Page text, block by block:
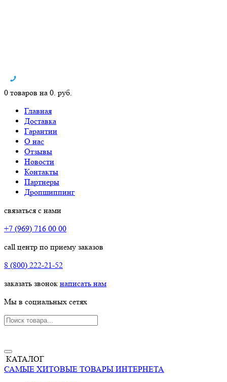
0 товаров на 0. руб.
Главная
Доставка
Гарантии
О нас
Отзывы
Новости
Контакты
Партнеры
Дропшиппинг
связаться с нами
+7 (969) 716 00 00
call центр по приему заказов
8 (800) 222-21-52
заказать звонок написать нам
Мы в социальных сетях
КАТАЛОГ
САМЫЕ ХИТОВЫЕ ТОВАРЫ ИНТЕРНЕТА